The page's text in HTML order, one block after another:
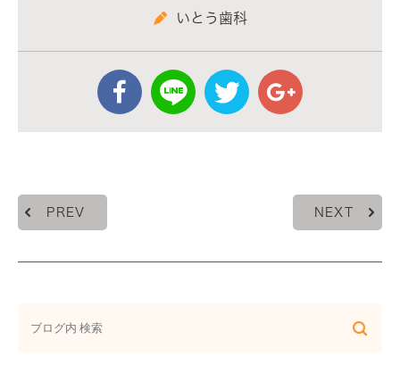
いとう歯科
PREV NEXT